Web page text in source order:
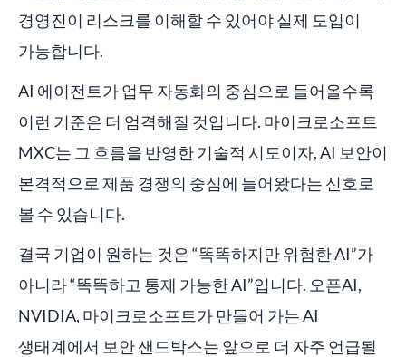
경영진이 리스크를 이해할 수 있어야 실제 도입이
가능합니다.
AI 에이전트가 업무 자동화의 중심으로 들어올수록
이런 기준은 더 엄격해질 것입니다. 마이크로소프트
MXC는 그 흐름을 반영한 기술적 시도이자, AI 보안이
본격적으로 제품 경쟁의 중심에 들어왔다는 신호로
볼 수 있습니다.
결국 기업이 원하는 것은 “똑똑하지만 위험한 AI”가
아니라 “똑똑하고 통제 가능한 AI”입니다. 오픈AI,
NVIDIA, 마이크로소프트가 만들어 가는 AI
생태계에서 보안 샌드박스는 앞으로 더 자주 언급될